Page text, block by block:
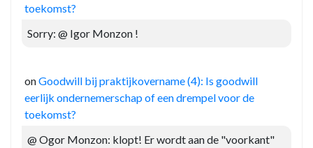
toekomst?
Sorry: @ Igor Monzon !
onGoodwill bij praktijkovername (4): Is goodwill
eerlijk ondernemerschap of een drempel voor de
toekomst?
@ Ogor Monzon: klopt! Er wordt aan de "voorkant"